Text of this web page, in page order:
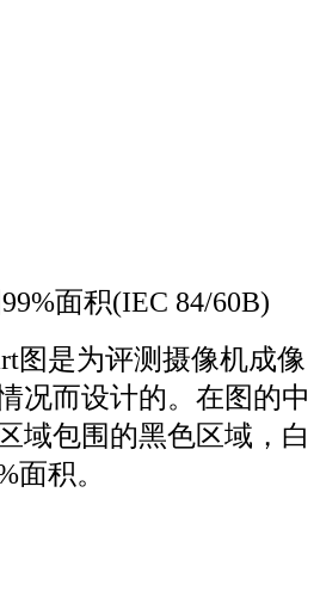
面积(IEC 84/60B)
图是为评测摄像机成像
况而设计的。在图的中
域包围的黑色区域，白
面积。